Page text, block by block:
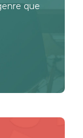
que